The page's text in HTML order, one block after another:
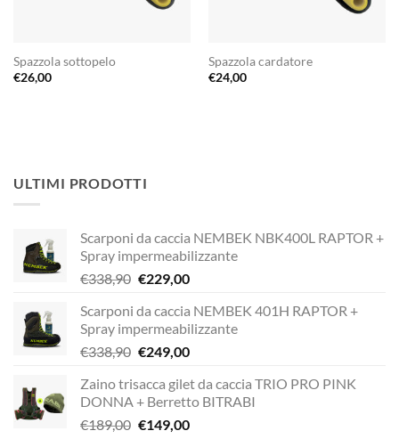
Spazzola sottopelo
€26,00
Spazzola cardatore
€24,00
ULTIMI PRODOTTI
Scarponi da caccia NEMBEK NBK400L RAPTOR +
Spray impermeabilizzante
€338,90 Il
originale
era:
€338,90.
€229,00Il
attuale
è:
€229,00.
Scarponi da caccia NEMBEK 401H RAPTOR +
Spray impermeabilizzante
€338,90 Il
originale
era:
€338,90.
€249,00Il
attuale
è:
€249,00.
Zaino trisacca gilet da caccia TRIO PRO PINK
DONNA + Berretto BITRABI
€189,00 Il
€149,00Il